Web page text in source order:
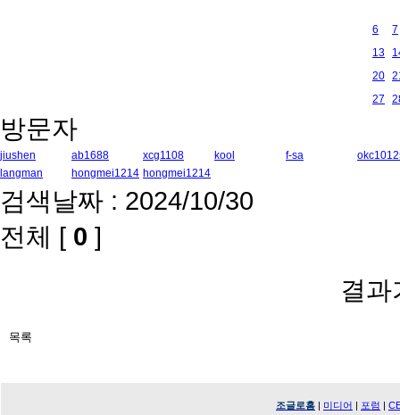
6
7
13
20
27
방문자
jiushen ab1688 xcg1108 kool f-sa
langman
hongmei1214 hongmei1214
검색날짜 : 2024/10/30
전체 [ 0 ]
결
조글로홈 | 미디어 | 포럼 |